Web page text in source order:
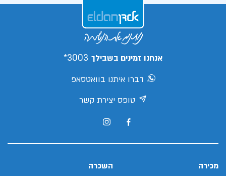
אנחנו זמינים בשבילך 3003*
דברו איתנו בוואטסאפ
טופס יצירת קשר
מכירה השכרה